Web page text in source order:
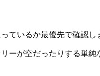
ているか最優先で確認し
ーが空だったりする単純